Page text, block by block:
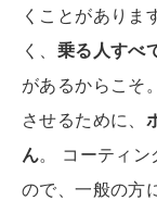
くことがありま
く、 乗る人すべ
があるからこそ
させるために、
ん。 コーティン
ので、一般の方